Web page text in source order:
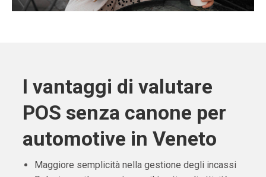
I vantaggi di valutare
POS senza canone per
automotive in Veneto
Maggiore semplicità nella gestione degli incassi